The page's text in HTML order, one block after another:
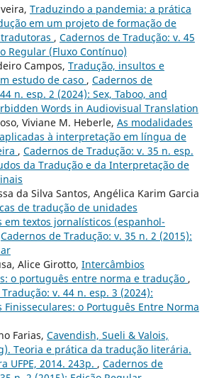
Traduzindo a pandemia: a prática
em um projeto de formação de
, Cadernos de Tradução: v. 45
Regular (Fluxo Contínuo)
Campos, Tradução, insultos e
estudo de caso , Cadernos de
n. esp. 2 (2024): Sex, Taboo, and
Words in Audiovisual Translation
Viviane M. Heberle, As modalidades
à interpretação em língua de
, Cadernos de Tradução: v. 35 n. esp.
da Tradução e da Interpretação de
da Silva Santos, Angélica Karim Garcia
de tradução de unidades
em textos jornalísticos (espanhol-
Cadernos de Tradução: v. 35 n. 2 (2015):
Alice Girotto, Intercâmbios
o português entre norma e tradução ,
v. 44 n. esp. 3 (2024):
o Português Entre Norma
Farias, Cavendish, Sueli & Valois,
Teoria e prática da tradução literária.
UFPE, 2014. 243p. , Cadernos de